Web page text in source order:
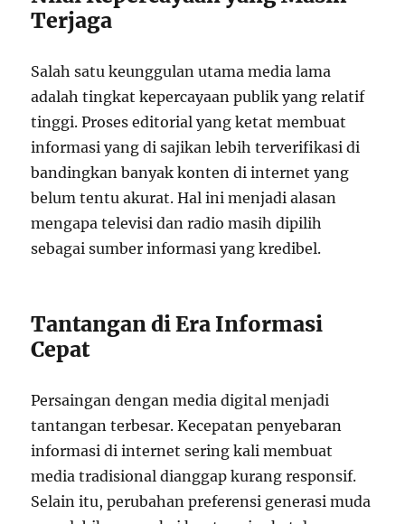
Terjaga
Salah satu keunggulan utama media lama
adalah tingkat kepercayaan publik yang relatif
tinggi. Proses editorial yang ketat membuat
informasi yang di sajikan lebih terverifikasi di
bandingkan banyak konten di internet yang
belum tentu akurat. Hal ini menjadi alasan
mengapa televisi dan radio masih dipilih
sebagai sumber informasi yang kredibel.
Tantangan di Era Informasi
Cepat
Persaingan dengan media digital menjadi
tantangan terbesar. Kecepatan penyebaran
informasi di internet sering kali membuat
media tradisional dianggap kurang responsif.
Selain itu, perubahan preferensi generasi muda